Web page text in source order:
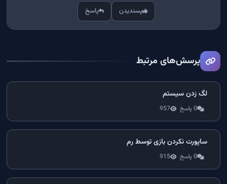
پسندیدن پاسخ
پرسش‌های مرتبط
لگ زدن سیستم
0 پاسخ 957
ساپورت نکردن بازی توسط رم
0 پاسخ 915